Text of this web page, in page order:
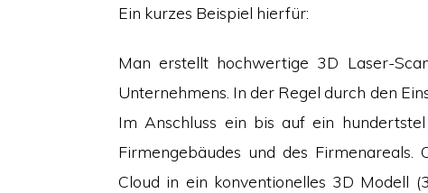
Ein kurzes Beispiel hierfür:
Man erstellt hochwertige 3D Laser-
Unternehmens. In der Regel durch den
Im Anschluss ein bis auf ein
Firmengebäudes und des
Cloud in ein konventionelles 3D Modell